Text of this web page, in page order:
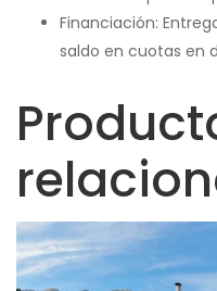
Financiación:
saldo en cuotas en